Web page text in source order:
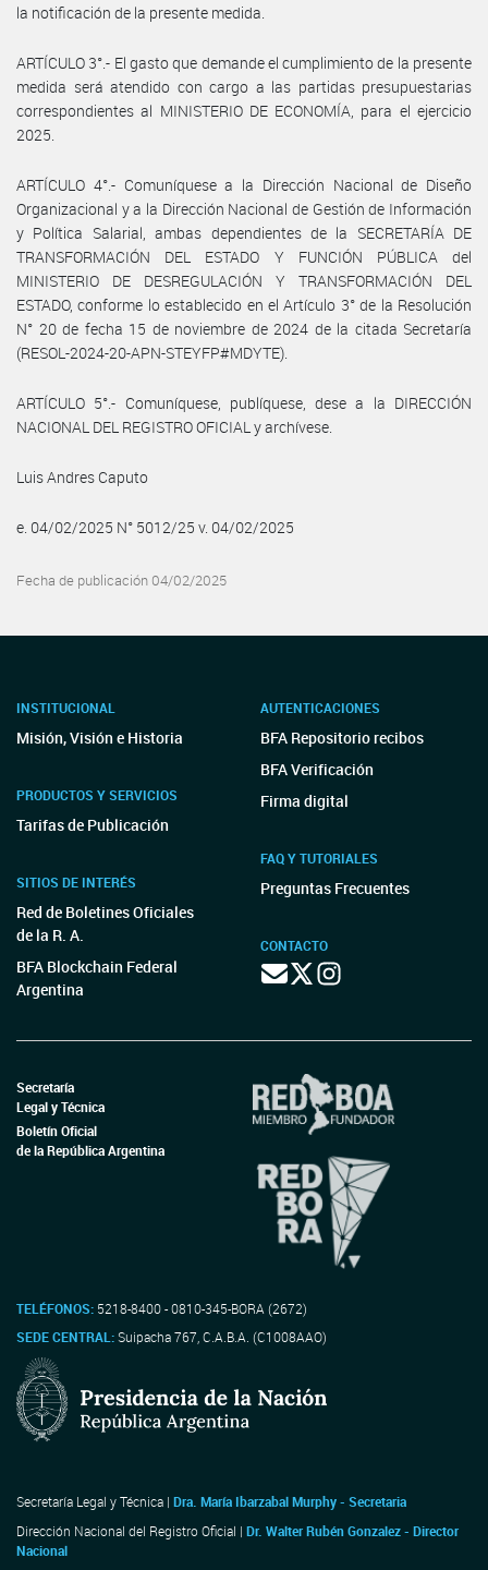
la notificación de la presente medida.
ARTÍCULO 3°.- El gasto que demande el cumplimiento de la presente
medida será atendido con cargo a las partidas presupuestarias
correspondientes al MINISTERIO DE ECONOMÍA, para el ejercicio
2025.
ARTÍCULO 4°.- Comuníquese a la Dirección Nacional de Diseño
Organizacional y a la Dirección Nacional de Gestión de Información
y Política Salarial, ambas dependientes de la SECRETARÍA DE
TRANSFORMACIÓN DEL ESTADO Y FUNCIÓN PÚBLICA del
MINISTERIO DE DESREGULACIÓN Y TRANSFORMACIÓN DEL
ESTADO, conforme lo establecido en el Artículo 3° de la Resolución
N° 20 de fecha 15 de noviembre de 2024 de la citada Secretaría
(RESOL-2024-20-APN-STEYFP#MDYTE).
ARTÍCULO 5°.- Comuníquese, publíquese, dese a la DIRECCIÓN
NACIONAL DEL REGISTRO OFICIAL y archívese.
Luis Andres Caputo
e. 04/02/2025 N° 5012/25 v. 04/02/2025
Fecha de publicación 04/02/2025
INSTITUCIONAL
Misión, Visión e Historia
PRODUCTOS Y SERVICIOS
Tarifas de Publicación
SITIOS DE INTERÉS
Red de Boletines Oficiales
de la R. A.
BFA Blockchain Federal
Argentina
AUTENTICACIONES
BFA Repositorio recibos
BFA Verificación
Firma digital
FAQ Y TUTORIALES
Preguntas Frecuentes
CONTACTO
Secretaría
Legal y Técnica
Boletín Oficial
de la República Argentina
TELÉFONOS: 5218-8400 - 0810-345-BORA (2672)
SEDE CENTRAL:Suipacha 767, C.A.B.A. (C1008AAO)
Secretaría Legal y Técnica | Dra. María Ibarzabal Murphy - Secretaria
Dirección Nacional del Registro Oficial | Dr. Walter Rubén Gonzalez - Director
Nacional